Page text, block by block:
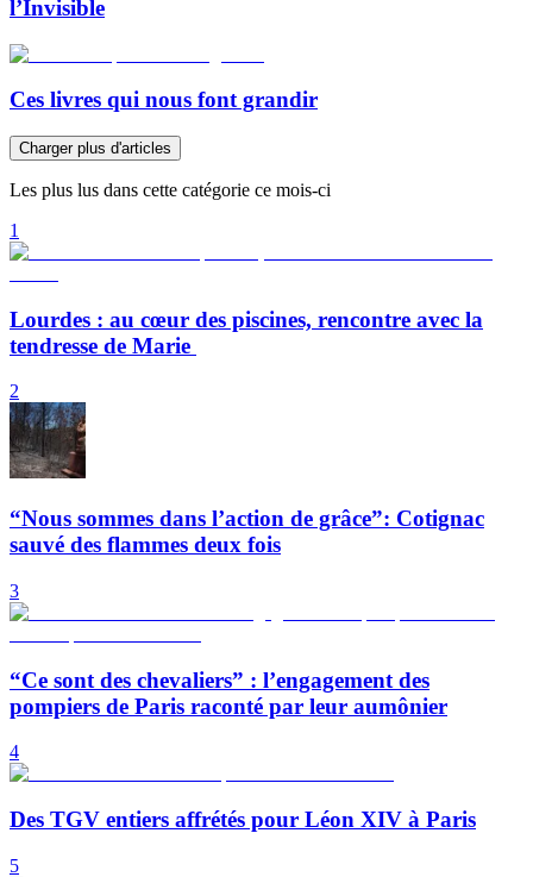
l’Invisible
Ces livres qui nous font grandir
Charger plus d'articles
Les plus lus dans cette catégorie ce mois-ci
1
Lourdes : au cœur des piscines, rencontre avec la
tendresse de Marie
2
“Nous sommes dans l’action de grâce”: Cotignac
sauvé des flammes deux fois
3
“Ce sont des chevaliers” : l’engagement des
pompiers de Paris raconté par leur aumônier
4
Des TGV entiers affrétés pour Léon XIV à Paris
5